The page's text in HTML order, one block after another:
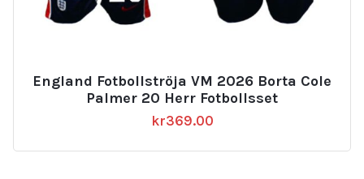
England Fotbollströja VM 2026 Borta Cole
Palmer 20 Herr Fotbollsset
kr369.00